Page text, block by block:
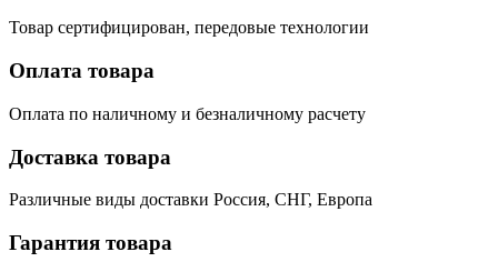
Товар сертифицирован, передовые технологии
Оплата товара
Оплата по наличному и безналичному расчету
Доставка товара
Различные виды доставки Россия, СНГ, Европа
Гарантия товара